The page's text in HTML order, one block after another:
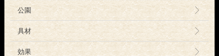
公園
具材
効果